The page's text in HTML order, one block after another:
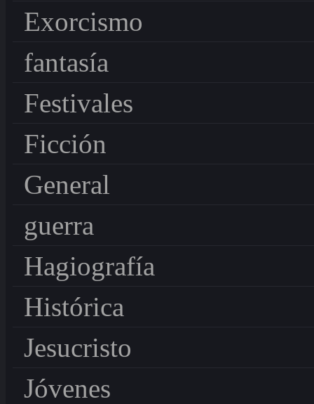
Exorcismo
fantasía
Festivales
Ficción
General
guerra
Hagiografía
Histórica
Jesucristo
Jóvenes